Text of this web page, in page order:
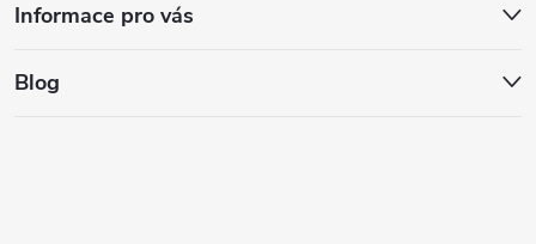
Informace pro vás
Blog